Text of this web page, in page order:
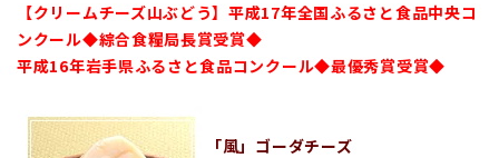
【クリームチーズ山ぶどう】平成17年全国ふるさと食品中央コ
ンクール◆綜合食糧局長賞受賞◆
平成16年岩手県ふるさと食品コンクール◆最優秀賞受賞◆
「風」ゴーダチーズ